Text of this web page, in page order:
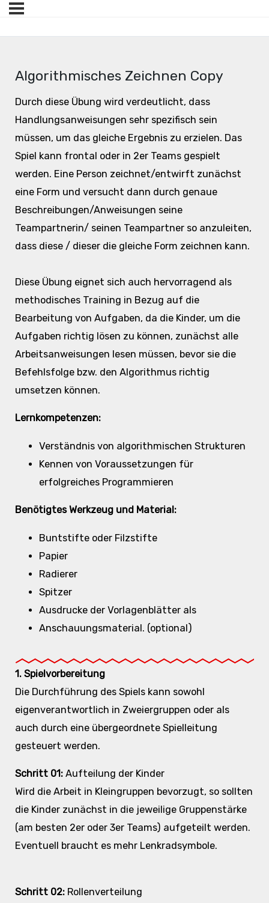
Algorithmisches Zeichnen Copy
Durch diese Übung wird verdeutlicht, dass
Handlungsanweisungen sehr spezifisch sein
müssen, um das gleiche Ergebnis zu erzielen. Das
Spiel kann frontal oder in 2er Teams gespielt
werden. Eine Person zeichnet/entwirft zunächst
eine Form und versucht dann durch genaue
Beschreibungen/Anweisungen seine
Teampartnerin/ seinen Teampartner so anzuleiten,
dass diese / dieser die gleiche Form zeichnen kann.
Diese Übung eignet sich auch hervorragend als
methodisches Training in Bezug auf die
Bearbeitung von Aufgaben, da die Kinder, um die
Aufgaben richtig lösen zu können, zunächst alle
Arbeitsanweisungen lesen müssen, bevor sie die
Befehlsfolge bzw. den Algorithmus richtig
umsetzen können.
Lernkompetenzen:
Verständnis von algorithmischen Strukturen
Kennen von Voraussetzungen für
erfolgreiches Programmieren
Benötigtes Werkzeug und Material:
Buntstifte oder Filzstifte
Papier
Radierer
Spitzer
Ausdrucke der Vorlagenblätter als
Anschauungsmaterial. (optional)
1. Spielvorbereitung
Die Durchführung des Spiels kann sowohl
eigenverantwortlich in Zweiergruppen oder als
auch durch eine übergeordnete Spielleitung
gesteuert werden.
Schritt 01: Aufteilung der Kinder
Wird die Arbeit in Kleingruppen bevorzugt, so sollten
die Kinder zunächst in die jeweilige Gruppenstärke
(am besten 2er oder 3er Teams) aufgeteilt werden.
Eventuell braucht es mehr Lenkradsymbole.
Schritt 02:Rollenverteilung